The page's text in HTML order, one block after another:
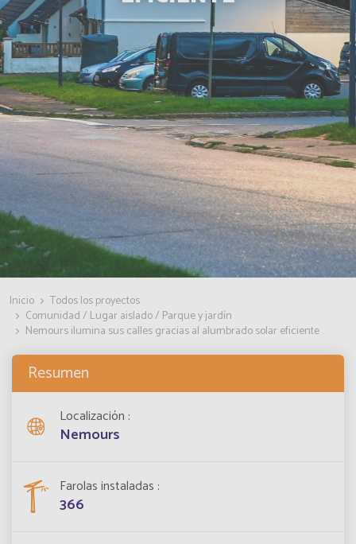
Inicio
Todos los proyectos
Comunidad / Lugar aislado / Parque y jardín
Nemours ilumina sus calles gracias al alumbrado solar eficiente
Resumen
Localización
Nemours
Farolas instaladas
366